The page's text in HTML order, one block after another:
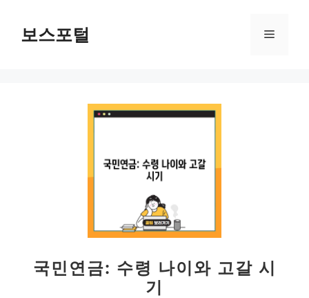
보스포털 메
국민연금: 수령 나이와 고갈 시
기